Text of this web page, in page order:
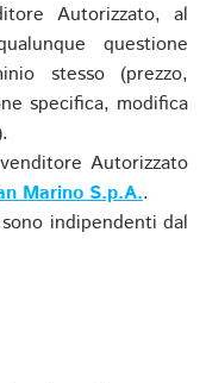
Autorizzato, al
questione
stesso (prezzo,
specifica, modifica
Autorizzato
Marino S.p.A..
indipendenti dal